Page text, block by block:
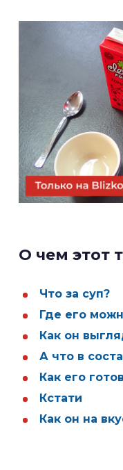
О чем этот
Что за суп?
Где его
Как он
А что в
Как его
Кстати
Как он на